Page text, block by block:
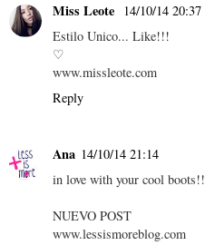
Miss Leote
14/10/14 20:37
Estilo Unico... Like!!!
♡
www.missleote.com
Reply
Ana 14/10/14 21:14
in love with your cool boots!!
NUEVO POST
www.lessismoreblog.com